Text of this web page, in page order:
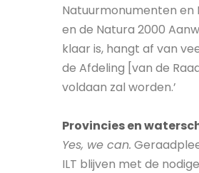
Natuurmonumenten en
en de Natura 2000
klaar is, hangt af van
de Afdeling [van de
voldaan zal worden.’
Provincies en
Yes, we can.
ILT blijven met de